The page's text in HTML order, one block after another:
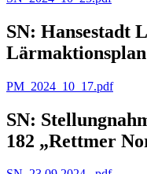
SN: Hansestadt
Lärmaktionsplan
PM_2024_10_17.pdf
SN:
182 „Rettmer